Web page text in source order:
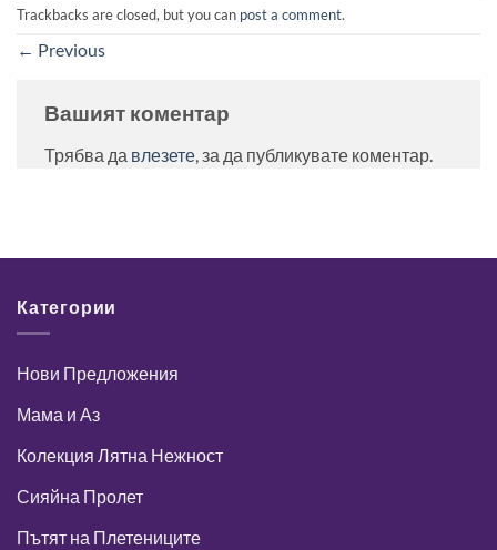
Trackbacks are closed, but you can post a comment.
← Previous
Вашият коментар
Трябва да влезете, за да публикувате коментар.
Категории
Нови Предложения
Мама и Аз
Колекция Лятна Нежност
Сияйна Пролет
Пътят на Плетениците